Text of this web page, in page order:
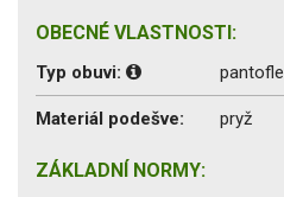
OBECNÉ VLASTNOSTI:
Typ obuvi: pantofle
Materiál podešve: pryž
ZÁKLADNÍ NORMY: